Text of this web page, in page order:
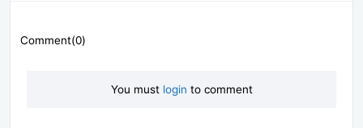
Comment(0)
You must login to comment